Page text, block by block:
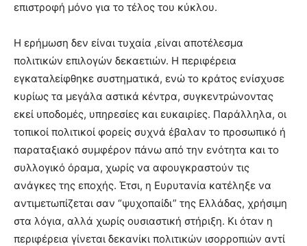
επιστροφή μόνο για το τέλος του κύκλου.
Η ερήμωση δεν είναι τυχαία ,είναι αποτέλεσμα
πολιτικών επιλογών δεκαετιών. Η περιφέρεια
εγκαταλείφθηκε συστηματικά, ενώ το κράτος ενίσχυσε
κυρίως τα μεγάλα αστικά κέντρα, συγκεντρώνοντας
εκεί υποδομές, υπηρεσίες και ευκαιρίες. Παράλληλα, οι
τοπικοί πολιτικοί φορείς συχνά έβαλαν το προσωπικό ή
παραταξιακό συμφέρον πάνω από την ενότητα και το
συλλογικό όραμα, χωρίς να αφουγκραστούν τις
ανάγκες της εποχής. Έτσι, η Ευρυτανία κατέληξε να
αντιμετωπίζεται σαν “ψυχοπαίδι” της Ελλάδας, χρήσιμη
στα λόγια, αλλά χωρίς ουσιαστική στήριξη. Κι όταν η
περιφέρεια γίνεται δεκανίκι πολιτικών ισορροπιών αντί